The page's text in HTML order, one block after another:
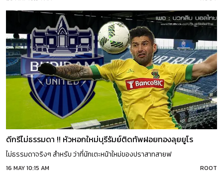
ดีกรีไม่ธรรมดา !! หัวหอกใหม่บุรีรัมย์ติดทัพฝอยทองลุยยูโร
ไม่ธรรมดาจริงๆ สำหรับ ว่าที่นักเตะหน้าใหม่ของปราสาทสายฟ
16 MAY 10:15 AM ROOT